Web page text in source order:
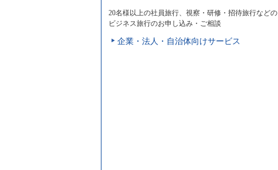
20名様以上の社員旅行、視察・研修・招待旅行などの
ビジネス旅行のお申し込み・ご相談
企業・法人・自治体向けサービス